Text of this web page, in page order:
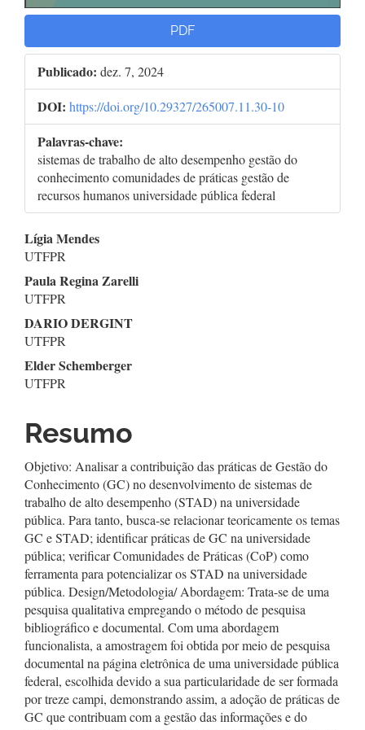
PDF
Publicado: dez. 7, 2024
DOI: https://doi.org/10.29327/265007.11.30-10
Palavras-chave:
sistemas de trabalho de alto desempenho gestão do
conhecimento comunidades de práticas gestão de
recursos humanos universidade pública federal
Conteúdo
do
artigo
principal
Lígia Mendes
UTFPR
Paula Regina Zarelli
UTFPR
DARIO DERGINT
UTFPR
Elder Schemberger
UTFPR
Resumo
Objetivo: Analisar a contribuição das práticas de Gestão do
Conhecimento (GC) no desenvolvimento de sistemas de
trabalho de alto desempenho (STAD) na universidade
pública. Para tanto, busca-se relacionar teoricamente os temas
GC e STAD; identificar práticas de GC na universidade
pública; verificar Comunidades de Práticas (CoP) como
ferramenta para potencializar os STAD na universidade
pública. Design/Metodologia/ Abordagem: Trata-se de uma
pesquisa qualitativa empregando o método de pesquisa
bibliográfico e documental. Com uma abordagem
funcionalista, a amostragem foi obtida por meio de pesquisa
documental na página eletrônica de uma universidade pública
federal, escolhida devido a sua particularidade de ser formada
por treze campi, demonstrando assim, a adoção de práticas de
GC que contribuam com a gestão das informações e do